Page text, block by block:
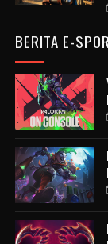
BERITA E-